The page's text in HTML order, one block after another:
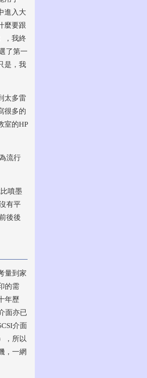
進入大
麼要跟
，我終
了第一
是，我
太多雷
很多的
室的HP
流行
噴墨
有平
後後
量到家
的需
年歷
面亦已
介面
，所以
，一網